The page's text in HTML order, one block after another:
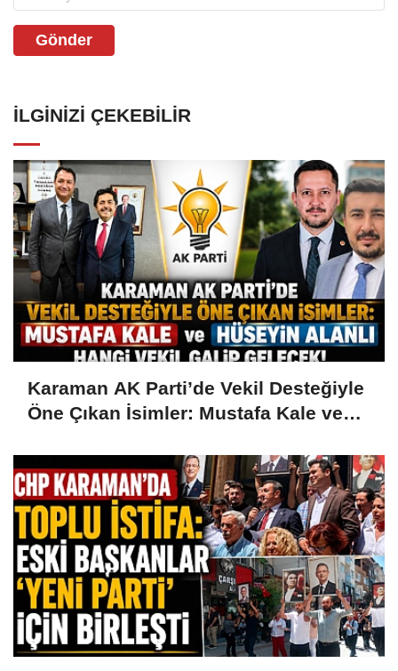
Gönder
İLGINIZI ÇEKEBILIR
Karaman AK Parti’de Vekil Desteğiyle
Öne Çıkan İsimler: Mustafa Kale ve